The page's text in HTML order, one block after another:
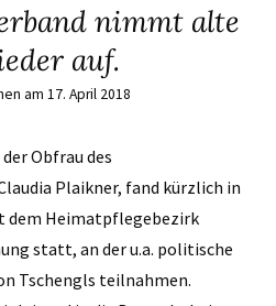
nimmt alte
auf.
am 17. April 2018
Obfrau des
Plaikner, fand kürzlich in
dem Heimatpflegebezirk
statt, an der u.a. politische
Tschengls teilnahmen.